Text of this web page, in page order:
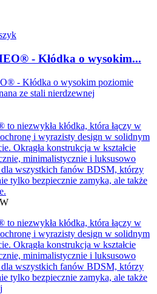
- Kłódka o wysokim...
niezwykła kłódka, która łączy w
i wyrazisty design w solidnym
Okrągła konstrukcja w kształcie
minimalistycznie i luksusowo
dla wszystkich fanów BDSM, którzy
tylko bezpiecznie zamyka, ale także
niezwykła kłódka, która łączy w
i wyrazisty design w solidnym
Okrągła konstrukcja w kształcie
minimalistycznie i luksusowo
dla wszystkich fanów BDSM, którzy
tylko bezpiecznie zamyka, ale także